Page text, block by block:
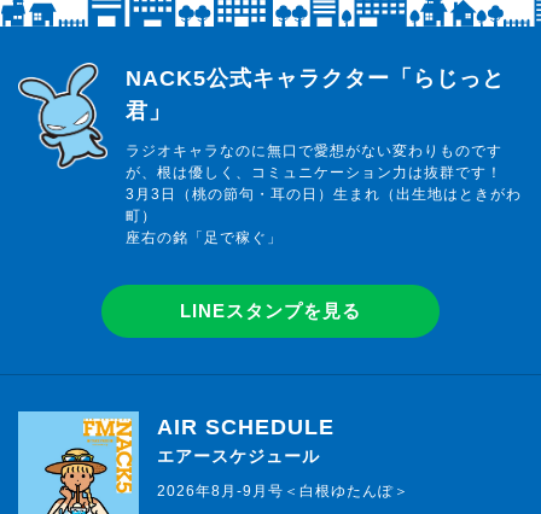
らじっと君
NACK5公式キャラクター「らじっと
君」
ラジオキャラなのに無口で愛想がない変わりものです
が、根は優しく、コミュニケーション力は抜群です！
3月3日（桃の節句・耳の日）生まれ（出生地はときがわ
町）
座右の銘「足で稼ぐ」
LINEスタンプを見る
AIR SCHEDULE
エアースケジュール
2026年8月-9月号＜白根ゆたんぽ＞